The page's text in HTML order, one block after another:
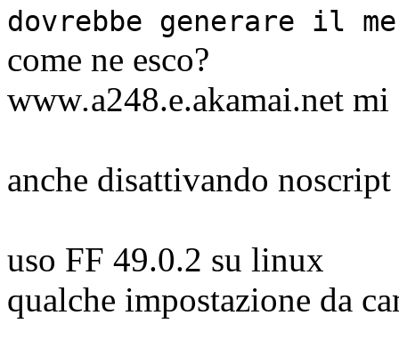
dovrebbe generare il
come ne esco?
www.a248.e.akamai.net
anche disattivando noscript
uso FF 49.0.2 su linux
qualche impostazione da